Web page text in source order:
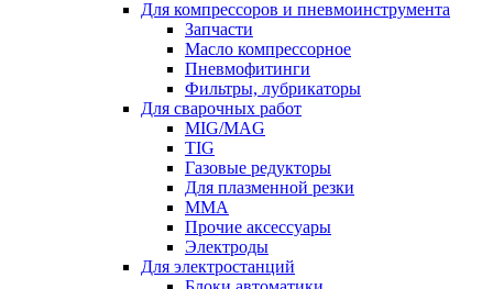
Для компрессоров и пневмоинструмента
Запчасти
Масло компрессорное
Пневмофитинги
Фильтры, лубрикаторы
Для сварочных работ
MIG/MAG
TIG
Газовые редукторы
Для плазменной резки
ММА
Прочие аксессуары
Электроды
Для электростанций